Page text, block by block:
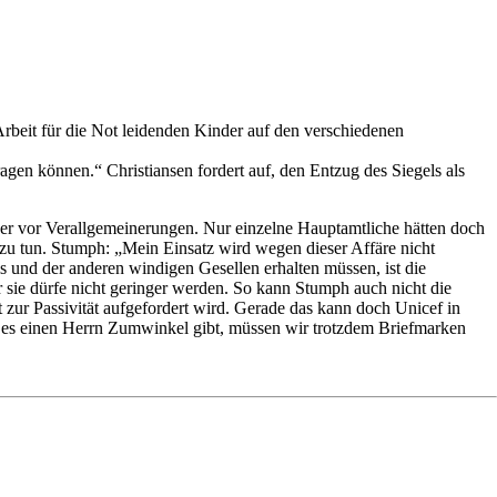
für die Not leidenden Kinder auf den verschiedenen
können.“ Christiansen fordert auf, den Entzug des Siegels als
vor Verallgemeinerungen. Nur einzelne Hauptamtliche hätten doch
tun. Stumph: „Mein Einsatz wird wegen dieser Affäre nicht
der anderen windigen Gesellen erhalten müssen, ist die
dürfe nicht geringer werden. So kann Stumph auch nicht die
Passivität aufgefordert wird. Gerade das kann doch Unicef in
einen Herrn Zumwinkel gibt, müssen wir trotzdem Briefmarken